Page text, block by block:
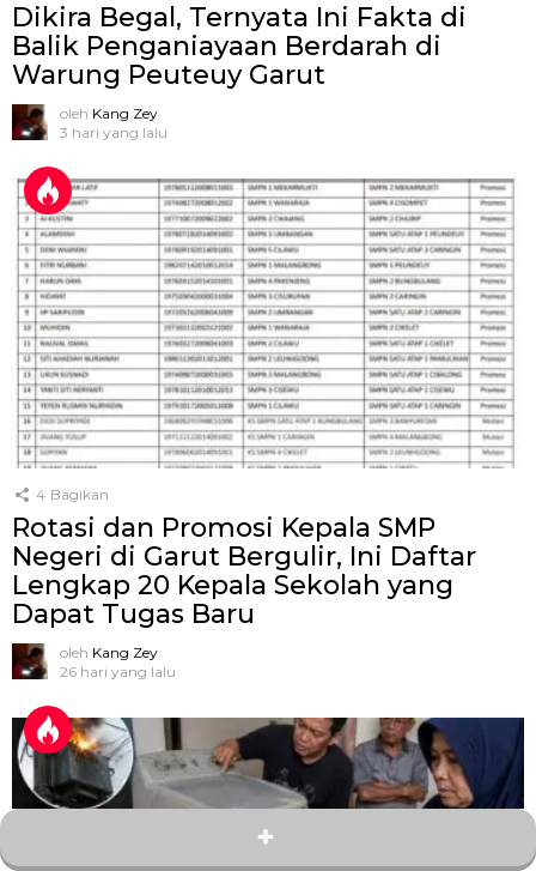
Dikira Begal, Ternyata Ini Fakta di
Balik Penganiayaan Berdarah di
Warung Peuteuy Garut
oleh Kang Zey
3 hari yang lalu
4 Bagikan
Rotasi dan Promosi Kepala SMP
Negeri di Garut Bergulir, Ini Daftar
Lengkap 20 Kepala Sekolah yang
Dapat Tugas Baru
oleh Kang Zey
26 hari yang lalu